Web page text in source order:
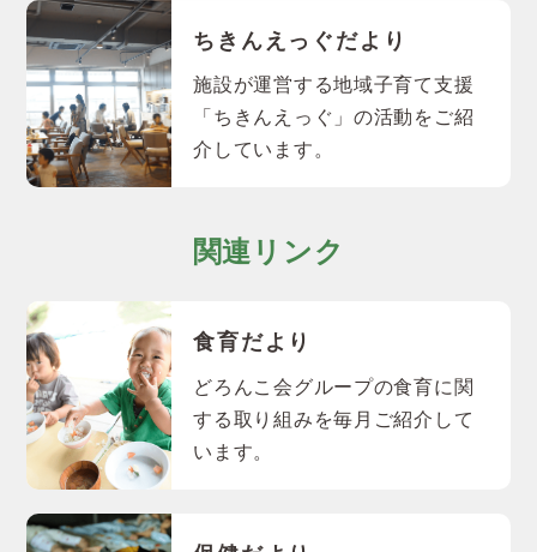
ちきんえっぐだより
施設が運営する地域子育て支援
「ちきんえっぐ」の活動をご紹
介しています。
関連リンク
食育だより
どろんこ会グループの食育に関
する取り組みを毎月ご紹介して
います。